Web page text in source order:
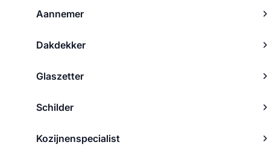
Aannemer
Dakdekker
Glaszetter
Schilder
Kozijnenspecialist